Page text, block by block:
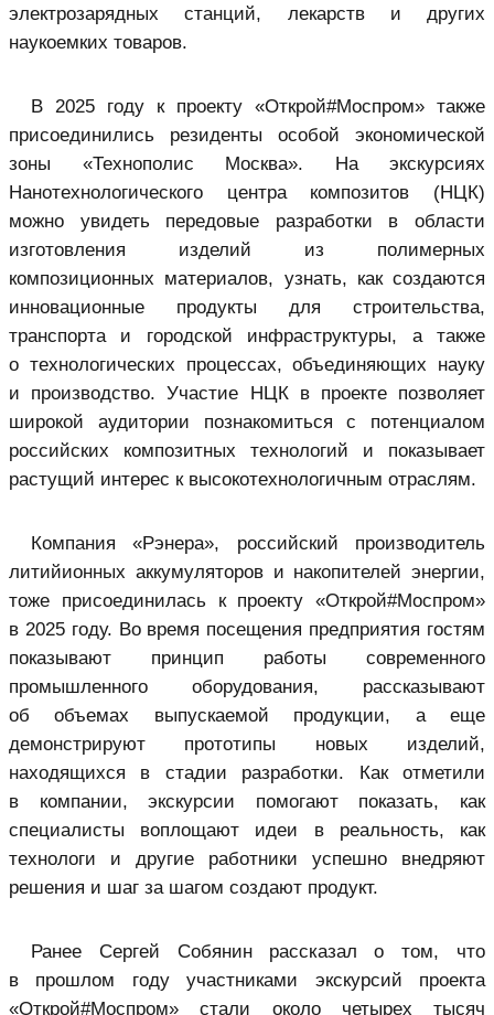
электрозарядных станций, лекарств и других
наукоемких товаров.
В 2025 году к проекту «Открой#Моспром» также
присоединились резиденты особой экономической
зоны «Технополис Москва». На экскурсиях
Нанотехнологического центра композитов (НЦК)
можно увидеть передовые разработки в области
изготовления изделий из полимерных
композиционных материалов, узнать, как создаются
инновационные продукты для строительства,
транспорта и городской инфраструктуры, а также
о технологических процессах, объединяющих науку
и производство. Участие НЦК в проекте позволяет
широкой аудитории познакомиться с потенциалом
российских композитных технологий и показывает
растущий интерес к высокотехнологичным отраслям.
Компания «Рэнера», российский производитель
литийионных аккумуляторов и накопителей энергии,
тоже присоединилась к проекту «Открой#Моспром»
в 2025 году. Во время посещения предприятия гостям
показывают принцип работы современного
промышленного оборудования, рассказывают
об объемах выпускаемой продукции, а еще
демонстрируют прототипы новых изделий,
находящихся в стадии разработки. Как отметили
в компании, экскурсии помогают показать, как
специалисты воплощают идеи в реальность, как
технологи и другие работники успешно внедряют
решения и шаг за шагом создают продукт.
Ранее Сергей Собянин рассказал о том, что
в прошлом году участниками экскурсий проекта
«Открой#Моспром» стали около четырех тысяч